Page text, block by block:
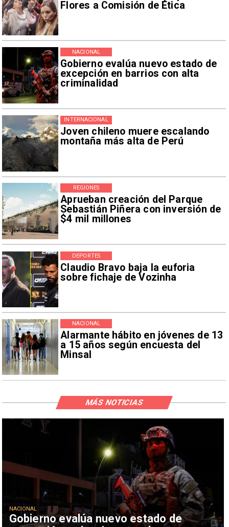
Flores a Comisión de Ética
Gobierno evalúa nuevo estado de
excepción en barrios con alta
criminalidad
NACIONAL
Joven chileno muere escalando
montaña más alta de Perú
INTERNACIONAL
Aprueban creación del Parque
Sebastián Piñera con inversión de
$4 mil millones
REGIONES
Claudio Bravo baja la euforia
sobre fichaje de Vozinha
DEPORTES
Alarmante hábito en jóvenes de 13
a 15 años según encuesta del
Minsal
NACIONAL
Gobierno evalúa nuevo estado de
NACIONAL
MÁS NOTICIAS